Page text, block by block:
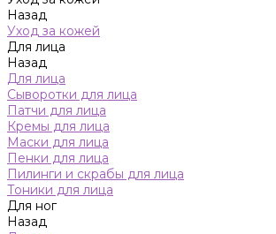
Назад
Уход за кожей
Для лица
Назад
Для лица
Сыворотки для лица
Патчи для лица
Кремы для лица
Маски для лица
Пенки для лица
Пилинги и скрабы для лица
Тоники для лица
Для ног
Назад